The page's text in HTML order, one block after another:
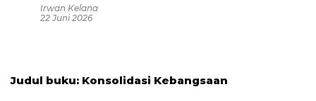
Irwan Kelana
22 Juni 2026
Judul buku: Konsolidasi Kebangsaan